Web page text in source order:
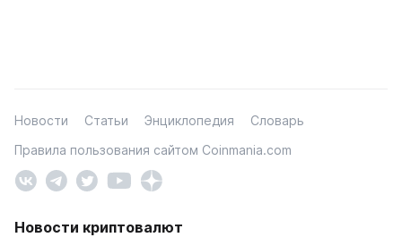
Новости Статьи Энциклопедия
Словарь
Правила пользования сайтом Coinmania.com
Новости криптовалют